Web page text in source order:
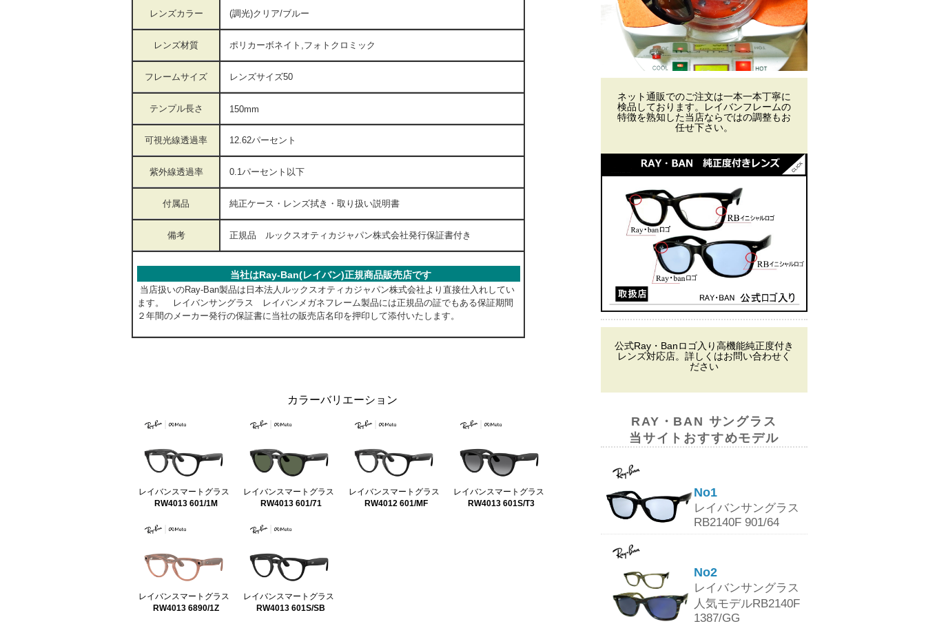
レンズカラー (調光)クリア/ブルー
レンズ材質 ポリカーボネイト,フォトクロミック
フレームサイズ レンズサイズ50
テンプル長さ 150mm
可視光線透過率 12.62パーセント
紫外線透過率 0.1パーセント以下
付属品 純正ケース・レンズ拭き・取り扱い説明書
備考 正規品 ルックスオティカジャパン株式会社発行保証書付き
当社はRay-Ban(レイバン)正規商品販売店です
当店扱いのRay-Ban製品は日本法人ルックスオティカジャパン株式会社より直接仕入れしてい
ます。 レイバンサングラス レイバンメガネフレーム製品には正規品の証でもある保証期間
２年間のメーカー発行の保証書に当社の販売店名印を押印して添付いたします。
カラーバリエーション
レイバンスマートグラス
RW4013 601/1M
レイバンスマートグラス
RW4013 601/71
レイバンスマートグラス
RW4012 601/MF
レイバンスマートグラス
RW4013 601S/T3
レイバンスマートグラス
RW4013 6890/1Z
レイバンスマートグラス
RW4013 601S/SB
ネット通販でのご注文は一本一本丁寧に
検品しております。レイバンフレームの
特徴を熟知した当店ならではの調整もお
任せ下さい。
公式Ray・Banロゴ入り高機能純正度付き
レンズ対応店。詳しくはお問い合わせく
ださい
RAY・BAN サングラス
当サイトおすすめモデル
No1
レイバンサングラス
RB2140F 901/64
No2
レイバンサングラス
人気モデルRB2140F
1387/GG